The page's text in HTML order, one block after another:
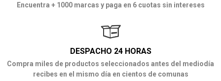
Encuentra + 1000 marcas y paga en 6 cuotas sin intereses
DESPACHO 24 HORAS
Compra miles de productos seleccionados antes del mediodía
recibes en el mismo día en cientos de comunas